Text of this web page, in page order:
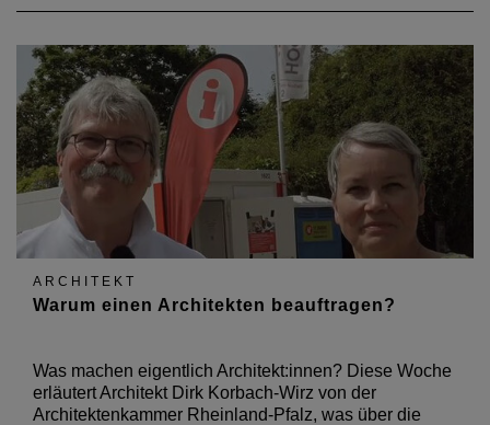
ARCHITEKT
Warum einen Architekten beauftragen?
Was machen eigentlich Architekt:innen? Diese Woche
erläutert Architekt Dirk Korbach-Wirz von der
Architektenkammer Rheinland-Pfalz, was über die